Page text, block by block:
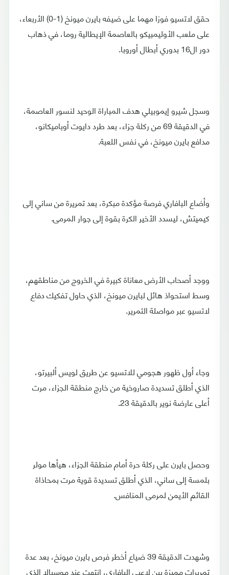
حقق لاتسيو فوزا مهما على ضيفه بايرن ميونخ (1-0) الأربعاء،
على ملعب الأوليمبيكو بالعاصمة الإيطالية روما، في ذهاب
دور ال16 بدوري أبطال أوروبا.
وسجل شيرو إيموبيلي هدف المباراة الوحيد لنسور العاصمة،
في الدقيقة 69 من ركلة جزاء، بعد طرد دايوت أوباميكانو،
مدافع بايرن ميونخ، في نفس اللعبة.
وأضاع البافاري فرصة مؤكدة مبكرة، بعد تمريرة من ساني إلى
كيميتش، ليسدد الأخير الكرة بقوة إلى جوار المرمى.
ووجد أصحاب الأرض معاناة كبيرة في الخروج من مناطقهم،
وسط استحواذ هائل لبايرن ميونخ، الذي حاول تفكيك دفاع
لاتسيو عبر مواصلة التمرير.
وجاء أول ظهور هجومي للاتسيو عن طريق لويس ألبيرتو،
الذي أطلق تسديدة صاروخية من خارج منطقة الجزاء، مرت
أعلى عارضة نوير بالدقيقة 23.
وحصل بايرن على ركلة حرة أمام منطقة الجزاء، هيأها مولر
بلمسة إلى ساني، الذي أطلق تسديدة قوية مرت بمحاذاة
القائم الأيمن لمرمى المنافس.
وشهدت الدقيقة 39 ضياع أخطر فرص بايرن ميونخ، بعد عدة
تمريرات مميزة بين لاعبي البافاري، انتهت عند موسيالا الذي